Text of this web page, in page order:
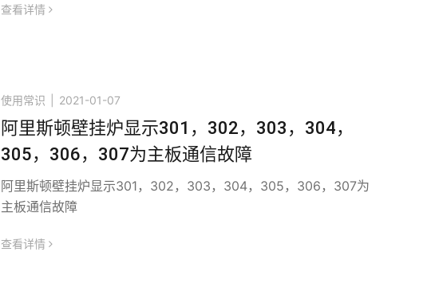
查看详情 icon
使用常识 2021-01-07
阿里斯顿壁挂炉显示301，302，303，304，
305，306，307为主板通信故障​
阿里斯顿壁挂炉显示301，302，303，304，305，306，307为
主板通信故障
查看详情 icon